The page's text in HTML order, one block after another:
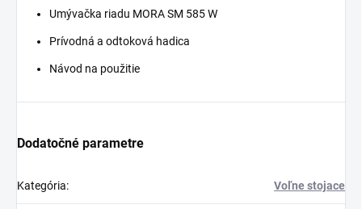
Umývačka riadu MORA SM 585 W
Prívodná a odtoková hadica
Návod na použitie
Dodatočné parametre
Kategória: Voľne stojace